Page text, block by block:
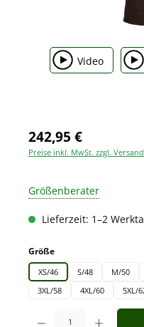
Video
242,95 €
Preise inkl. MwSt. zzgl.
Größenberater
Lieferzeit: 1–2
Größeauswählen
XS/46 S/48 M/50
3XL/58
4XL/60 5XL/
Produkt Anzahl: Gib den